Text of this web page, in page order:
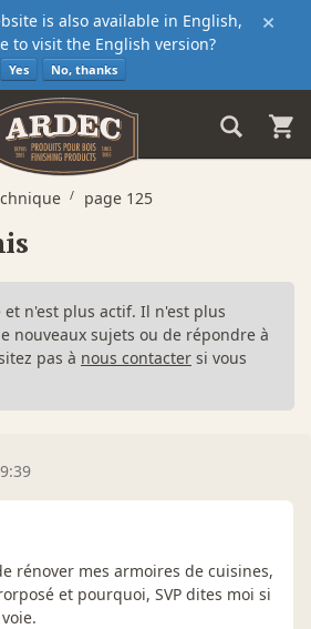
×
is also available in English,
to visit the English version?
Yes No, thanks
page 125
et n'est plus actif. Il n'est plus
nouveaux sujets ou de répondre à
pas à nous contacter si vous
rénover mes armoires de cuisines,
et pourquoi, SVP dites moi si